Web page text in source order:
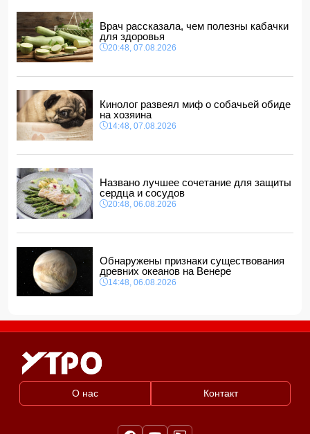
дипломатами
14:00, 07.08.2026
Прогноз погоды в Азербайджане на 8 августа
12:48, 07.08.2026
В Азербайджане ищут сотрудников с зарплатой до 10
12:40, 07.08.2026
Врач рассказала, чем полезны кабачки
для здоровья
20:48, 07.08.2026
Кинолог развеял миф о собачьей обиде
на хозяина
14:48, 07.08.2026
Названо лучшее сочетание для защиты
сердца и сосудов
20:48, 06.08.2026
Обнаружены признаки существования
древних океанов на Венере
14:48, 06.08.2026
О нас Контакт